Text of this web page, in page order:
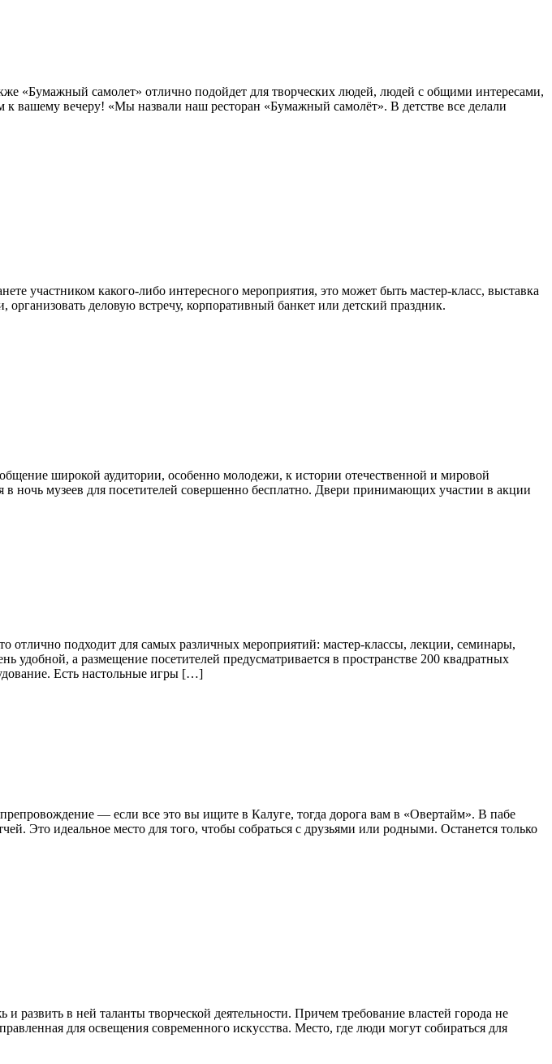
«Бумажный самолет» отлично подойдет для творческих людей, людей с общими интересами,
вашему вечеру! «Мы назвали наш ресторан «Бумажный самолёт». В детстве все делали
участником какого-либо интересного мероприятия, это может быть мастер-класс, выставка
деловую встречу, корпоративный банкет или детский праздник.
широкой аудитории, особенно молодежи, к истории отечественной и мировой
ночь музеев для посетителей совершенно бесплатно. Двери принимающих участии в акции
подходит для самых различных мероприятий: мастер-классы, лекции, семинары,
удобной, а размещение посетителей предусматривается в пространстве 200 квадратных
Есть настольные игры […]
— если все это вы ищите в Калуге, тогда дорога вам в «Овертайм». В пабе
Это идеальное место для того, чтобы собраться с друзьями или родными. Останется только
развить в ней таланты творческой деятельности. Причем требование властей города не
для освещения современного искусства. Место, где люди могут собираться для